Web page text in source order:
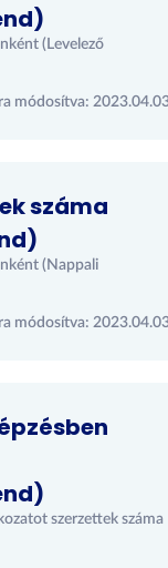
(Levelező
módosítva:
száma
(Nappali
módosítva:
szerzettek száma